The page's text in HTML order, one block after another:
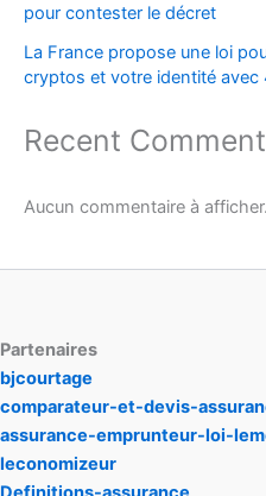
pour contester le décret
La France propose une loi
cryptos et votre identité avec
Recent
Aucun commentaire à afficher.
Partenaires
bjcourtage
comparateur-et-devis-
assurance-emprunteur-loi-
leconomizeur